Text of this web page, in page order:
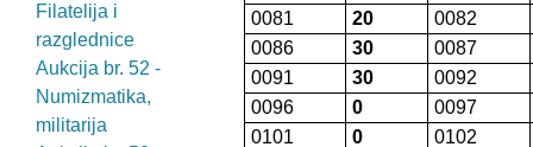
Filatelija i
razglednice
Aukcija br. 52 -
Numizmatika,
militarija
0081
20
0082
0086
30
0087
0091
30
0092
0096
0
0097
0101
0
0102